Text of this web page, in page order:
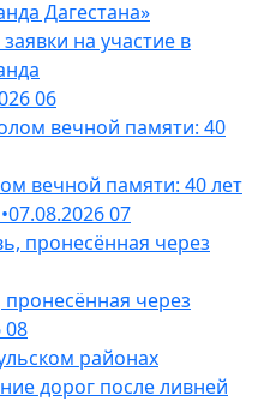
на участие в
06
вечной памяти: 40 лет
•07.08.202607
через
08